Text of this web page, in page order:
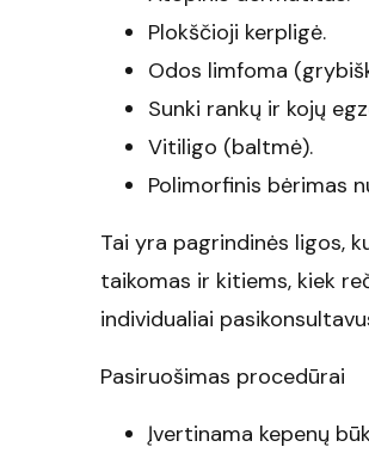
Plokščioji kerpligė.
Odos limfoma
Sunki rankų ir kojų
Vitiligo (baltmė).
Polimorfinis bėrimas
Tai yra pagrindinės ligos,
taikomas ir kitiems, kiek
individualiai
Pasiruošimas procedūrai
Įvertinama kepenų